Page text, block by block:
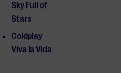
Sky Full of
Stars
Coldplay –
Viva la Vida